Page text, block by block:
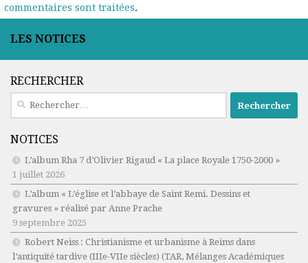
commentaires sont traitées.
LES NOTICES
RECHERCHER
Rechercher :
NOTICES
L’album Rha 7 d’Olivier Rigaud « La place Royale 1750-2000 »
1 juillet 2026
L’album « L’église et l’abbaye de Saint Remi. Dessins et
gravures » réalisé par Anne Prache
9 septembre 2025
Robert Neiss : Christianisme et urbanisme à Reims dans
l’antiquité tardive (IIIe-VIIe siècles) (TAR, Mélanges Académiques